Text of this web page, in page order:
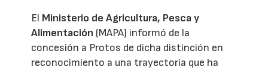
El Ministerio de Agricultura, Pesca y
Alimentación (MAPA) informó de la
concesión a Protos de dicha distinción en
reconocimiento a una trayectoria que ha